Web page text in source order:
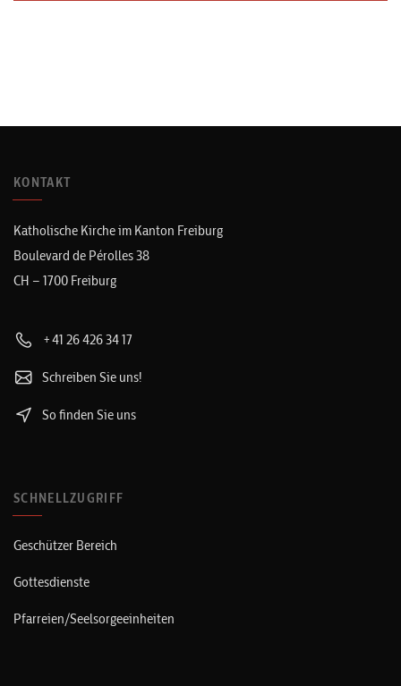
KONTAKT
Katholische Kirche im Kanton Freiburg
Boulevard de Pérolles 38
CH – 1700 Freiburg
+41 26 426 34 17
Schreiben Sie uns!
So finden Sie uns
SCHNELLZUGRIFF
Geschützer Bereich
Gottesdienste
Pfarreien/Seelsorgeeinheiten